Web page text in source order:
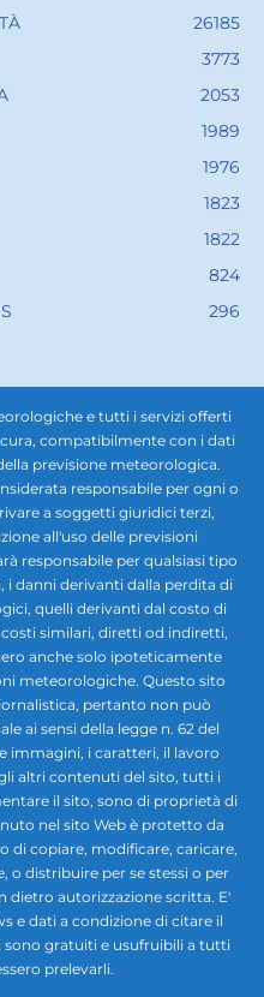
26185
3773
2053
1989
1976
1823
1822
824
296
e tutti i servizi offerti
compatibilmente con i dati
previsione meteorologica.
responsabile per ogni o
a soggetti giuridici terzi,
all'uso delle previsioni
responsabile per qualsiasi tipo
i danni derivanti dalla perdita di
quelli derivanti dal costo di
similari, diretti od indiretti,
anche solo ipoteticamente
meteorologiche. Questo sito
pertanto non può
ai sensi della legge n. 62 del
immagini, i caratteri, il lavoro
altri contenuti del sito, tutti i
il sito, sono di proprietà di
nel sito Web è protetto da
di copiare, modificare, caricare,
o distribuire per se stessi o per
dietro autorizzazione scritta. E'
e dati a condizione di citare il
gratuiti e usufruibili a tutti
prelevarli.